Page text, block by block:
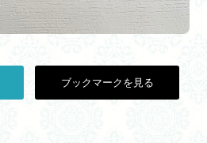
ブックマークを見る